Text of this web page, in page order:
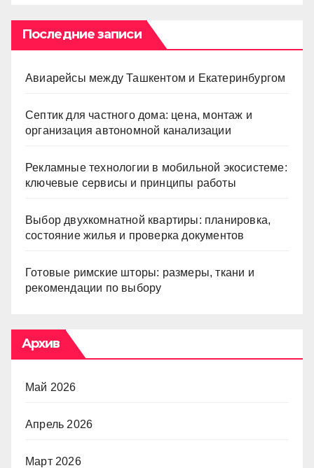
Последние записи
Авиарейсы между Ташкентом и Екатеринбургом
Септик для частного дома: цена, монтаж и
организация автономной канализации
Рекламные технологии в мобильной экосистеме:
ключевые сервисы и принципы работы
Выбор двухкомнатной квартиры: планировка,
состояние жилья и проверка документов
Готовые римские шторы: размеры, ткани и
рекомендации по выбору
Архив
Май 2026
Апрель 2026
Март 2026